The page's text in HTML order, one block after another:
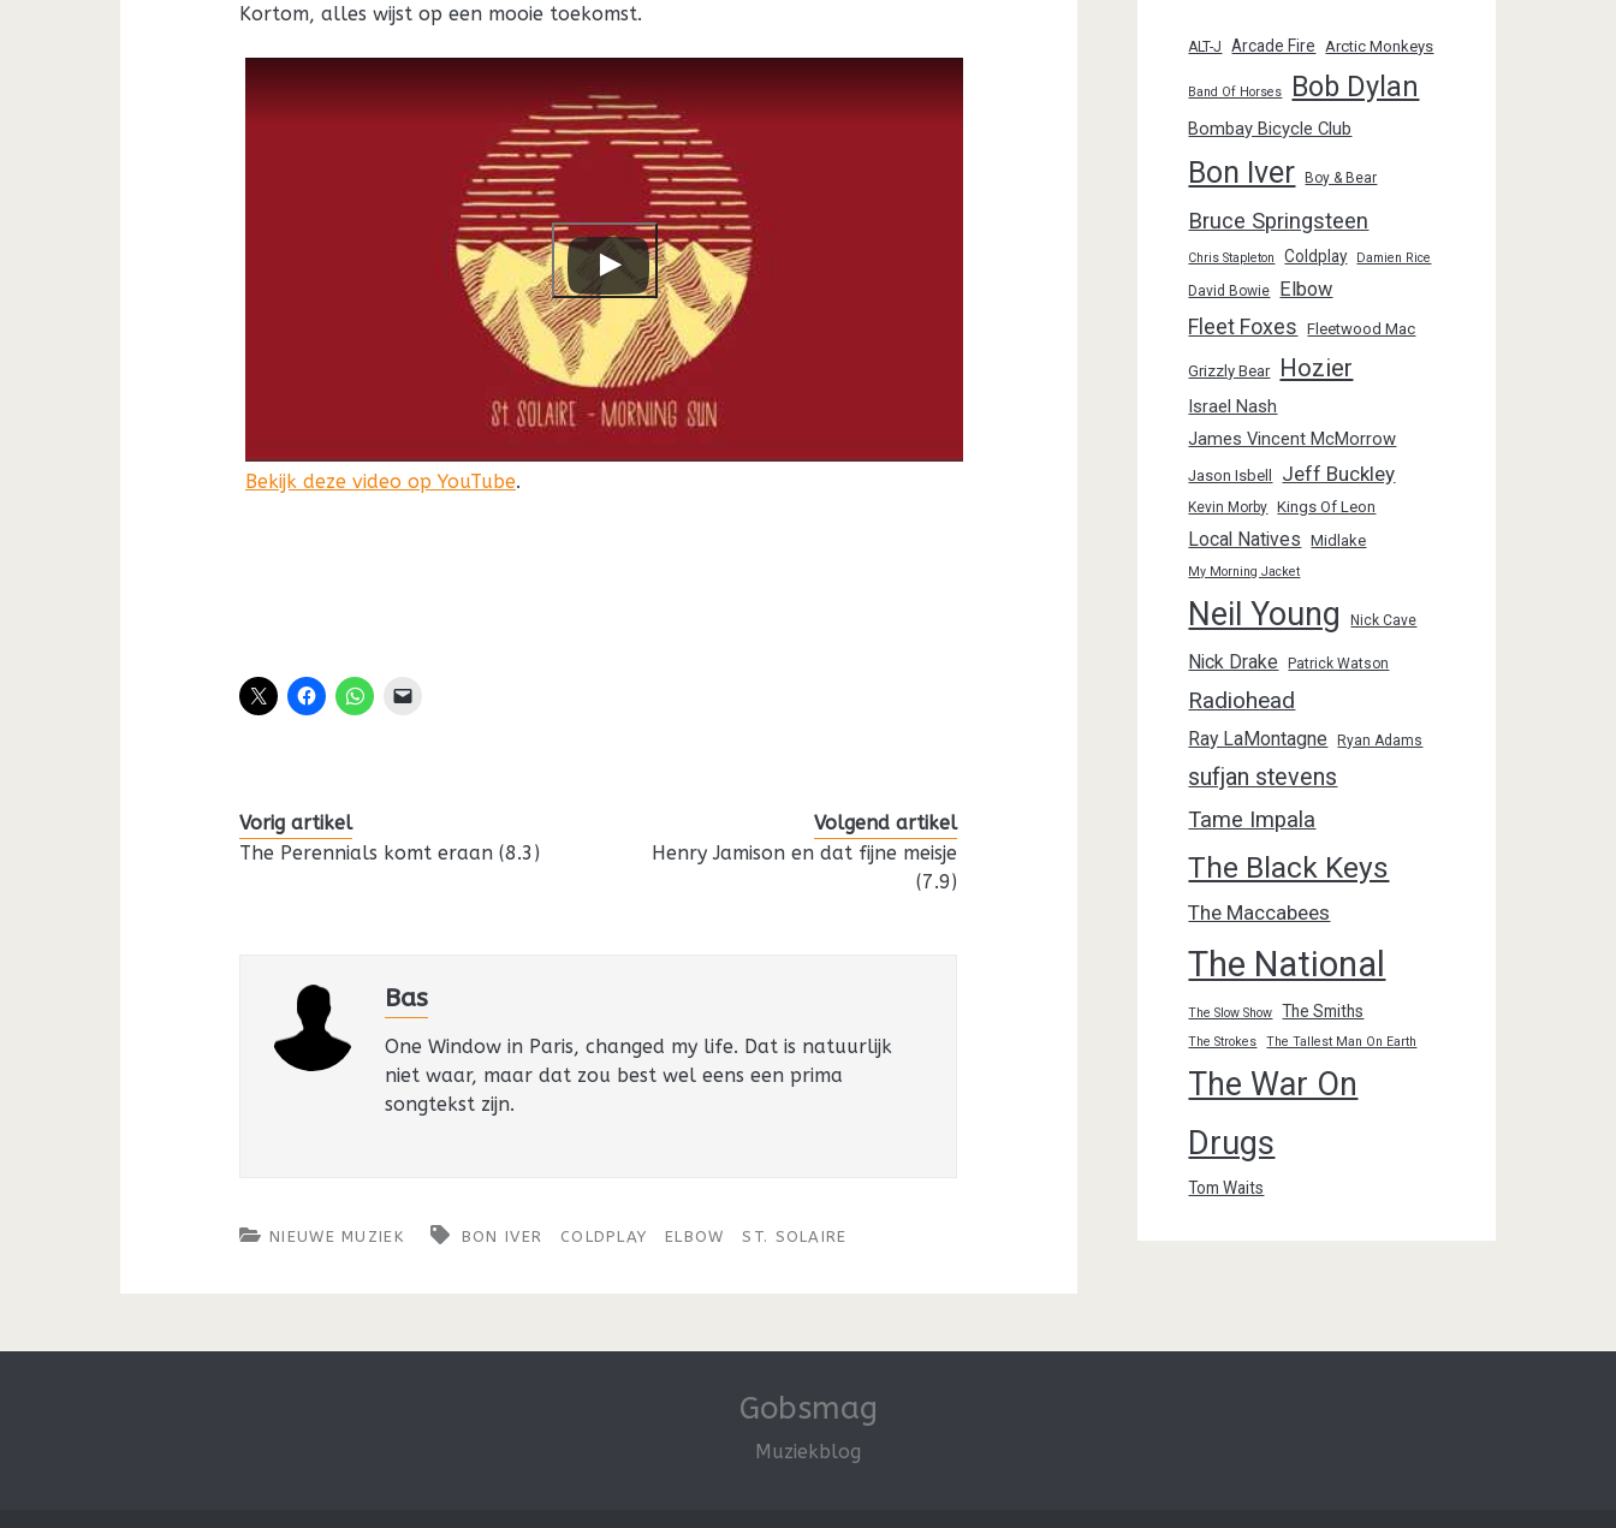
Kortom, alles wijst op een mooie toekomst.
Bekijk deze video op YouTube.
Vorig artikel
The Perennials komt eraan (8.3)
Volgend artikel
Henry Jamison en dat fijne meisje
(7.9)
Bas
One Window in Paris, changed my life. Dat is natuurlijk
niet waar, maar dat zou best wel eens een prima
songtekst zijn.
NIEUWE MUZIEK BON IVER COLDPLAY ELBOW ST. SOLAIRE
ALT-J Arcade Fire Arctic Monkeys
Band Of Horses Bob Dylan
Bombay Bicycle Club
Bon Iver Boy & Bear
Bruce Springsteen
Chris Stapleton Coldplay Damien Rice
David Bowie Elbow
Fleet Foxes Fleetwood Mac
Grizzly Bear Hozier
Israel Nash
James Vincent McMorrow
Jason Isbell Jeff Buckley
Kevin Morby Kings Of Leon
Local Natives Midlake
My Morning Jacket
Neil Young Nick Cave
Nick Drake Patrick Watson
Radiohead
Ray LaMontagne Ryan Adams
sufjan stevens
Tame Impala
The Black Keys
The Maccabees
The National
The Slow Show The Smiths
The Strokes The Tallest Man On Earth
The War On
Drugs
Tom Waits
Gobsmag
Muziekblog